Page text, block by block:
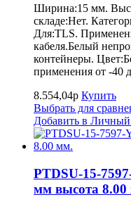
Ширина:15 мм.
складе:Нет.
Для:TLS.
кабеля.Белый
контейнеры.
применения от -40
8.554,04р Купить
Выбрать для
Добавить в Личный
PTDSU-15-
мм высота